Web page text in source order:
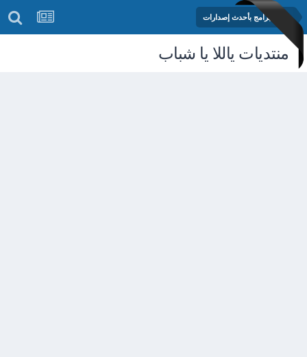
مكتبة البرامج بأحدث إصدارات
منتديات ياللا يا شباب